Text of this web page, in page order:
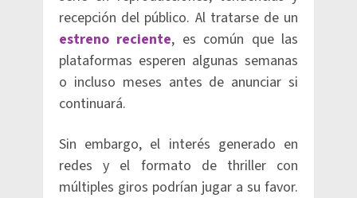
recepción del público. Al tratarse de un
estreno reciente, es común que las
plataformas esperen algunas semanas
o incluso meses antes de anunciar si
continuará.
Sin embargo, el interés generado en
redes y el formato de thriller con
múltiples giros podrían jugar a su favor.